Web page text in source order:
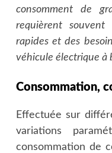
consomment de
requièrent
rapides et des
véhicule électrique à
Consommation,
Effectuée sur
variations
consommation de